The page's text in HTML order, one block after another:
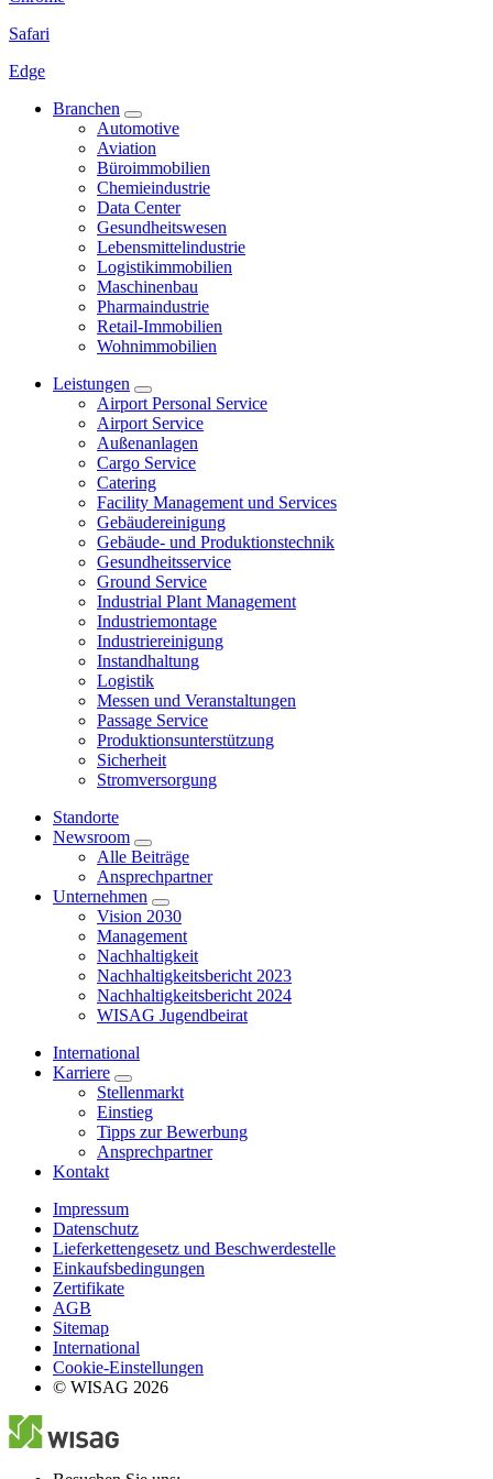
Safari
Edge
Branchen
Automotive
Aviation
Büroimmobilien
Chemieindustrie
Data Center
Gesundheitswesen
Lebensmittelindustrie
Logistikimmobilien
Maschinenbau
Pharmaindustrie
Retail-Immobilien
Wohnimmobilien
Leistungen
Airport Personal Service
Airport Service
Außenanlagen
Cargo Service
Catering
Facility Management und Services
Gebäudereinigung
Gebäude- und Produktionstechnik
Gesundheitsservice
Ground Service
Industrial Plant Management
Industriemontage
Industriereinigung
Instandhaltung
Logistik
Messen und Veranstaltungen
Passage Service
Produktionsunterstützung
Sicherheit
Stromversorgung
Standorte
Newsroom
Alle Beiträge
Ansprechpartner
Unternehmen
Vision 2030
Management
Nachhaltigkeit
Nachhaltigkeitsbericht 2023
Nachhaltigkeitsbericht 2024
WISAG Jugendbeirat
International
Karriere
Stellenmarkt
Einstieg
Tipps zur Bewerbung
Ansprechpartner
Kontakt
Impressum
Datenschutz
Lieferkettengesetz und Beschwerdestelle
Einkaufsbedingungen
Zertifikate
AGB
Sitemap
International
Cookie-Einstellungen
© WISAG 2026